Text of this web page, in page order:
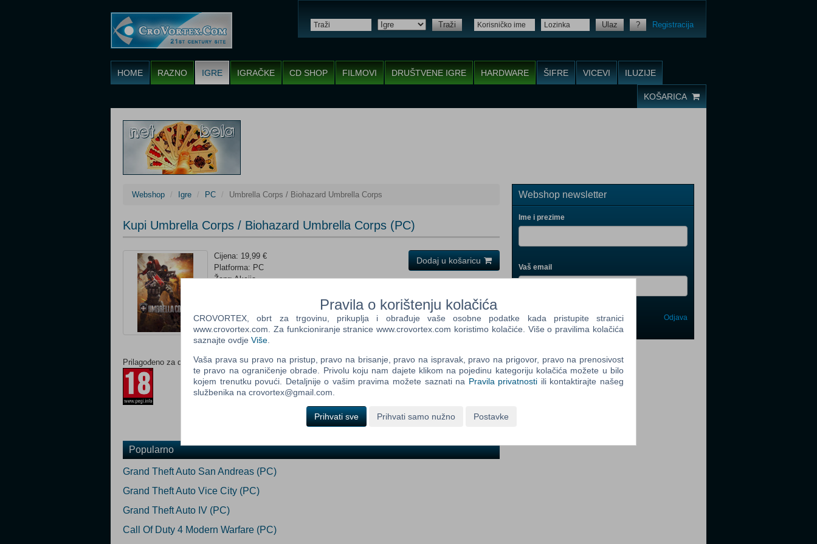
Traži Ulaz ? Registracija
HOME RAZNO IGRE IGRAČKE CD SHOP FILMOVI DRUŠTVENE IGRE HARDWARE ŠIFRE VICEVI ILUZIJE
KOŠARICA
Webshop Igre PC Umbrella Corps / Biohazard Umbrella Corps
Kupi Umbrella Corps / Biohazard Umbrella Corps (PC)
Cijena: 19,99 €
Platforma: PC
Žanr: Akcija
Ocijeni
Prilagođeno za dob:
Dodaj u košaricu
Popularno
Grand Theft Auto San Andreas (PC)
Grand Theft Auto Vice City (PC)
Grand Theft Auto IV (PC)
Call Of Duty 4 Modern Warfare (PC)
Webshop newsletter
Ime i prezime
Vaš email
Control
Field
Prijavi me Odjava
Pravila o korištenju kolačića
CROVORTEX, obrt za trgovinu, prikuplja i obrađuje vaše osobne podatke kada pristupite stranici
www.crovortex.com. Za funkcioniranje stranice www.crovortex.com koristimo kolačiće. Više o pravilima kolačića
saznajte ovdje Više
Vaša prava su pravo na pristup, pravo na brisanje, pravo na ispravak, pravo na prigovor, pravo na prenosivost
te pravo na ograničenje obrade. Privolu koju nam dajete klikom na pojedinu kategoriju kolačića možete u bilo
kojem trenutku povući. Detaljnije o vašim pravima možete saznati na Pravila privatnosti ili kontaktirajte našeg
službenika na crovortex@gmail.com.
Prihvati sve Prihvati samo nužno Postavke